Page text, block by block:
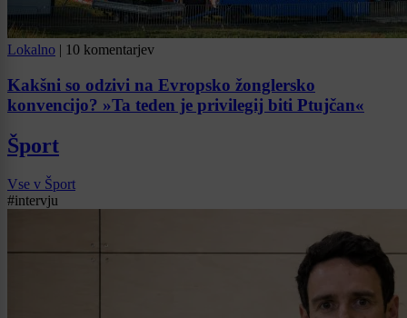
Lokalno | 10 komentarjev
Kakšni so odzivi na Evropsko žonglersko
konvencijo? »Ta teden je privilegij biti Ptujčan«
Šport
Vse v Šport
#intervju